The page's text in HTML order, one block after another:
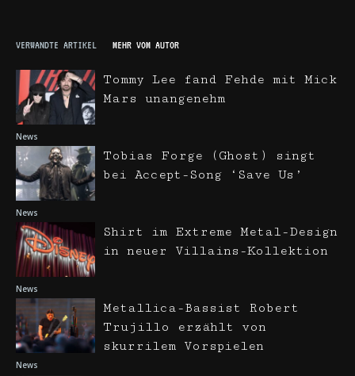
VERWANDTE ARTIKEL MEHR VOM AUTOR
News
Tommy Lee fand Fehde mit Mick
Mars unangenehm
News
Tobias Forge (Ghost) singt
bei Accept-Song ‘Save Us’
News
Shirt im Extreme Metal-Design
in neuer Villains-Kollektion
News
Metallica-Bassist Robert
Trujillo erzählt von
skurrilem Vorspielen